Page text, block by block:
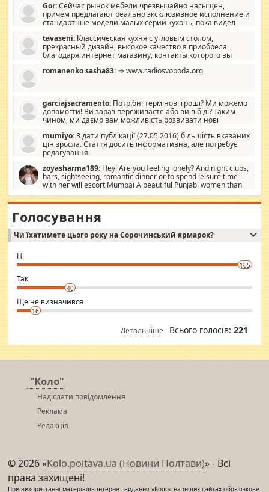
Gor:Сейчас рынок мебели чрезвычайно насыщен,
причем предлагают реально эксклюзивное исполнение и
стандартные модели малых серий кухонь, пока видел
стандартные формы, в MebelOk, креативненько и что главное -
со вкусом все в порядке, без ненужных наворотов удорожающих
мебель, а это не последний фактор.
tavaseni: Классическая кухня с угловым столом,
прекрасный дизайн, высокое качество я приобрела
благодаря интернет магазину, контакты которого вы
romanenko sasha83: ⇒ www.radiosvoboda.org
garciajsacramento: Потрібні термінові гроші? Ми можемо
допомогти! Ви зараз переживаєте або ви в біді? Таким
чином, ми даємо вам можливість розвивати нові
допомагати людям, які намагаються дати їм шанс. Кожен
заслуговує на другий шанс, і, оскільки влада не зможе, вони
повинні приймати від інших. Для нас нема багато суми, і зрілість
витрат, а тільки узгоджених сум і нічого іншого. Не чекайте і не
коментуйте цей пост. Введіть суму, яку ви хочете подати, і ми
зв'яжемося з вами з усіма варіантами. зв'яжіться з нами
сьогодні на garciajsacramento@gmail.com Вам потрібні термінові
гроші? Ми можемо допомогти!
mumiyo:З дати публікації (27.05.2016) більшість вказаних
цін зросла. Стаття досить інформативна, але потребує
редагування.
zoyasharma189: Hey! Are you feeling lonely? And night clubs,
bars, sightseeing, romantic dinner or to spend leisure time
with her will escort Mumbai A beautiful Punjabi women than
sexy escort companion in arms that you guys feel like 5 star luxury
hotel had to spend the night in their search for loved solitaire free
woman "Love Solitaire" beautiful figure and shapely body shapes.
Independent escort in Mumbai, truthful, friendly and cheerful girl.
WhatsApp via an easily can see the latest pictures of her body and the
want to meet new people. Sakshi Mirchandani health and figure
conscious in order to keep yourself fit and regularly go to the health
club.
⇒ sakshimirchandani.com
Голосування
Чи їхатимете цього року на Сорочинський ярмарок?
Ні
165
Так
40
Ще не визначився
16
Детальніше Всього голосів: 221
"Коло"
Надіслати повідомлення
Реклама
Редакція
© 2026 «Kolo.poltava.ua (Новини Полтави)» - Всі
права захищені!
При використанні матеріалів інтернет-видання «Коло» на інших сайтах обов’язкове